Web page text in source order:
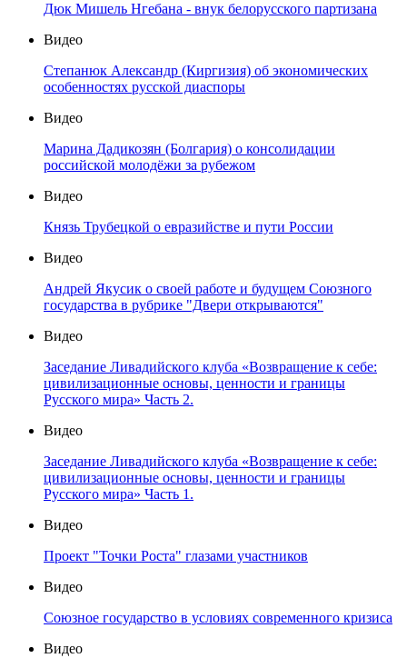
Дюк Мишель Нгебана - внук белорусского партизана
Видео
Степанюк Александр (Киргизия) об экономических
особенностях русской диаспоры
Видео
Марина Дадикозян (Болгария) о консолидации
российской молодёжи за рубежом
Видео
Князь Трубецкой о евразийстве и пути России
Видео
Андрей Якусик о своей работе и будущем Союзного
государства в рубрике "Двери открываются"
Видео
Заседание Ливадийского клуба «Возвращение к себе:
цивилизационные основы, ценности и границы
Русского мира» Часть 2.
Видео
Заседание Ливадийского клуба «Возвращение к себе:
цивилизационные основы, ценности и границы
Русского мира» Часть 1.
Видео
Проект "Точки Роста" глазами участников
Видео
Союзное государство в условиях современного кризиса
Видео